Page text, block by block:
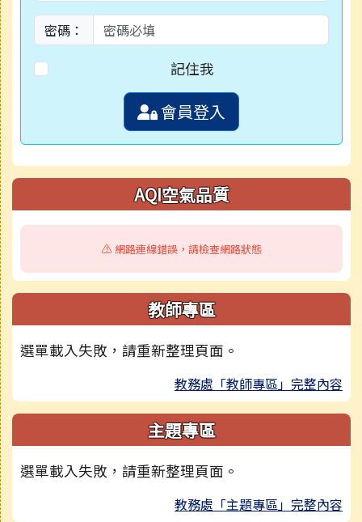
密碼：
記住我
會員登入
AQI空氣品質
⚠️ 網路連線錯誤，請檢查網路狀態
教師專區
選單載入失敗，請重新整理頁面。
教務處「教師專區」完整內容
主題專區
選單載入失敗，請重新整理頁面。
教務處「主題專區」完整內容